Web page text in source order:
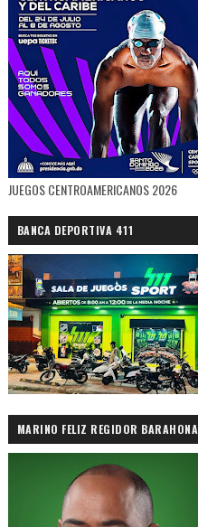
JUEGOS CENTROAMERICANOS 2026
BANCA DEPORTIVA 411
MARINO FELIZ REGIDOR BARAHONA